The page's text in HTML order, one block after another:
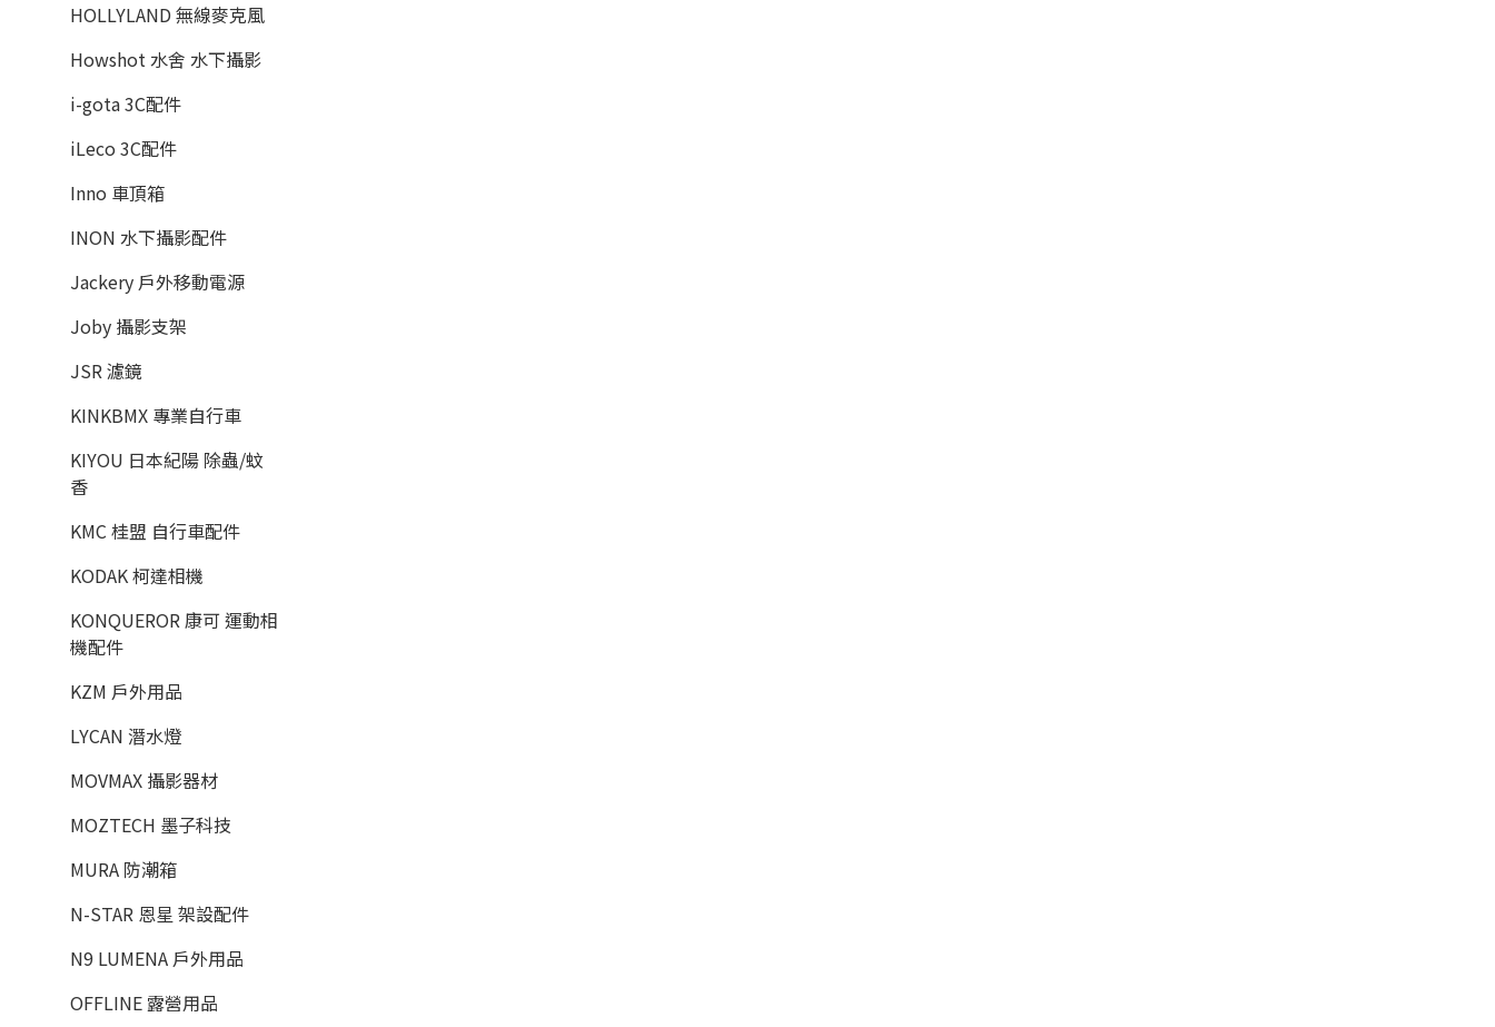
HOLLYLAND 無線麥克風
Howshot 水舍 水下攝影
i-gota 3C配件
iLeco 3C配件
Inno 車頂箱
INON 水下攝影配件
Jackery 戶外移動電源
Joby 攝影支架
JSR 濾鏡
KINKBMX 專業自行車
KIYOU 日本紀陽 除蟲/蚊
香
KMC 桂盟 自行車配件
KODAK 柯達相機
KONQUEROR 康可 運動相
機配件
KZM 戶外用品
LYCAN 潛水燈
MOVMAX 攝影器材
MOZTECH 墨子科技
MURA 防潮箱
N-STAR 恩星 架設配件
N9 LUMENA 戶外用品
OFFLINE 露營用品